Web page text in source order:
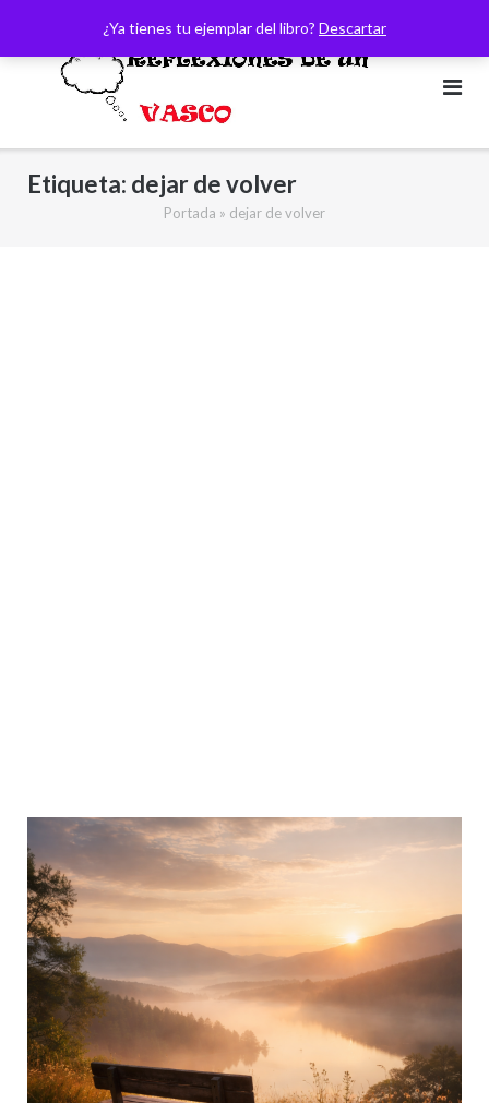
¿Ya tienes tu ejemplar del libro? Descartar
contenido
Etiqueta: dejar de volver
Portada » dejar de volver